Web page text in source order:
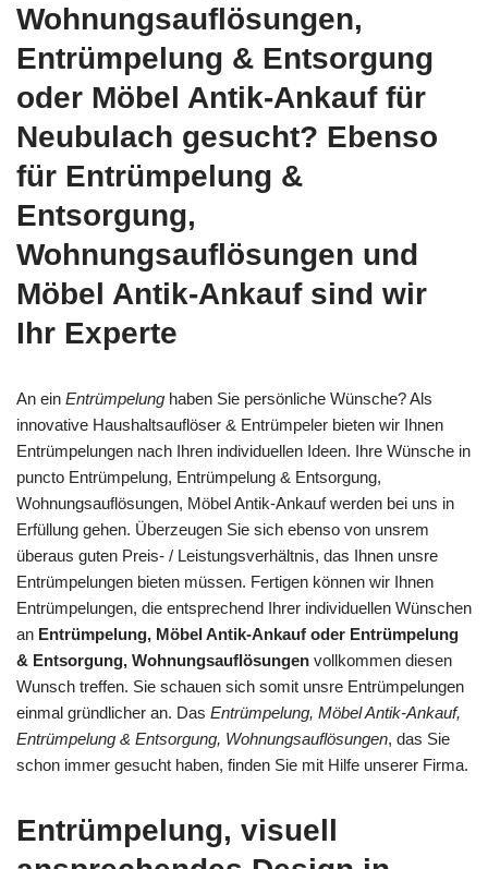
Wohnungsauflösungen,
Entrümpelung & Entsorgung
oder Möbel Antik-Ankauf für
Neubulach gesucht? Ebenso
für Entrümpelung &
Entsorgung,
Wohnungsauflösungen und
Möbel Antik-Ankauf sind wir
Ihr Experte
An ein Entrümpelung haben Sie persönliche Wünsche? Als
innovative Haushaltsauflöser & Entrümpeler bieten wir Ihnen
Entrümpelungen nach Ihren individuellen Ideen. Ihre Wünsche in
puncto Entrümpelung, Entrümpelung & Entsorgung,
Wohnungsauflösungen, Möbel Antik-Ankauf werden bei uns in
Erfüllung gehen. Überzeugen Sie sich ebenso von unsrem
überaus guten Preis- / Leistungsverhältnis, das Ihnen unsre
Entrümpelungen bieten müssen. Fertigen können wir Ihnen
Entrümpelungen, die entsprechend Ihrer individuellen Wünschen
an Entrümpelung, Möbel Antik-Ankauf oder Entrümpelung
& Entsorgung, Wohnungsauflösungen vollkommen diesen
Wunsch treffen. Sie schauen sich somit unsre Entrümpelungen
einmal gründlicher an. Das Entrümpelung, Möbel Antik-Ankauf,
Entrümpelung & Entsorgung, Wohnungsauflösungen, das Sie
schon immer gesucht haben, finden Sie mit Hilfe unserer Firma.
Entrümpelung, visuell